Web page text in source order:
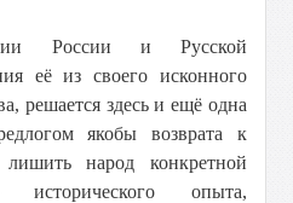
России и Русской
её из своего исконного
решается здесь и ещё одна
якобы возврата к
народ конкретной
исторического опыта,